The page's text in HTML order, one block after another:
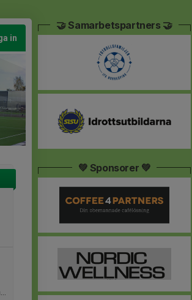
in
🤝 Samarbetspartners 🤝
💚 Sponsorer 💚